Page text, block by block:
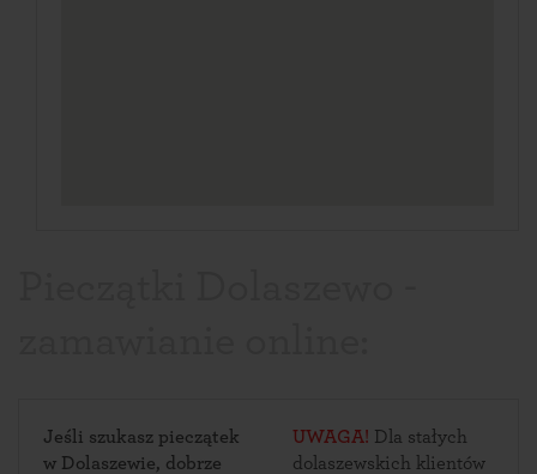
Jeśli szukasz pieczątek
w Dolaszewie, dobrze
UWAGA! Dla stałych
dolaszewskich klientów